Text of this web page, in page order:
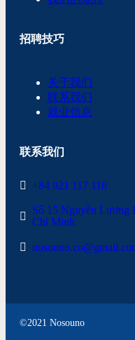
招聘技巧
关于我们
联系我们
就业信息
联系我们
+84 921 117 118
Số 15 Nguyễn Lương
Chí Minh
©2021 Nosouno